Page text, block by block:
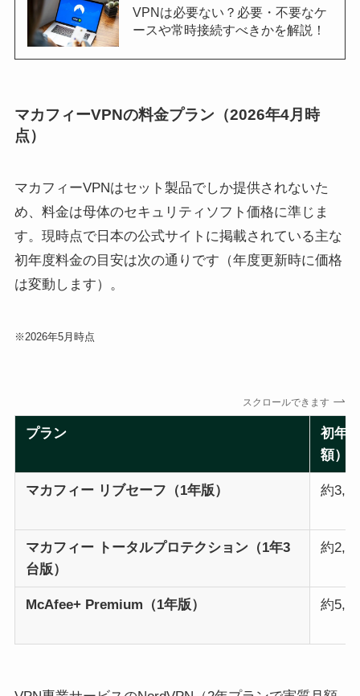
VPNは必要ない？必要・不要なケ
ースや常時接続すべきかを解説！
マカフィーVPNの料金プラン（2026年4月時
点）
マカフィーVPNはセット製品でしか提供されないた
め、料金は母体のセキュリティソフト価格に準じま
す。現時点で日本の公式サイトに掲載されている主な
初年度料金の目安は次の通りです（年度更新時に価格
は変動します）。
※2026年5月時点
スクロールできます
プラン
初年
額）
マカフィー リブセーフ（1年版） 約
マカフィー トータルプロテクション（1年3
台版）
約
McAfee+ Premium（1年版） 約